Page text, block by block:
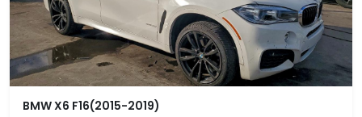
BMW X6 F16(2015-2019)